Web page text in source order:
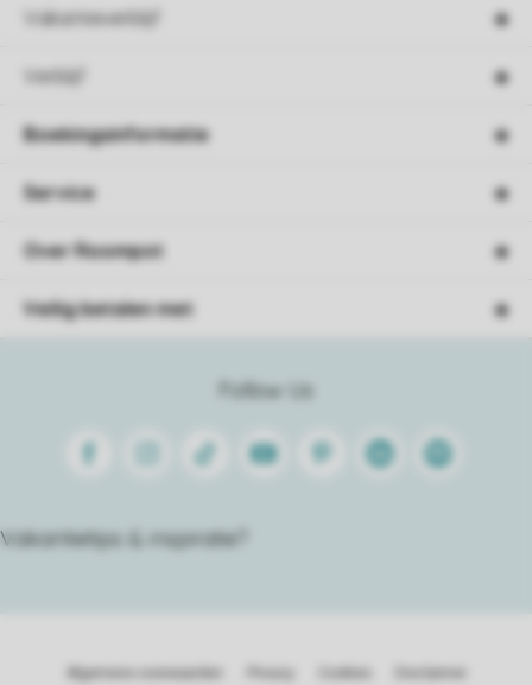
Vakantieverblijf
Verblijf
Follow Us
FacebookInstagram
Tiktok Youtube PinterestLinkedinSpotify
Vakantietips & inspiratie?
Boekingsinformatie
Service
Over Roompot
Veilig betalen met